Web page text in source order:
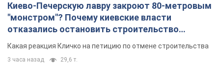
Киево-Печерскую лавру закроют 80-метровым
"монстром"? Почему киевские власти
отказались остановить строительство
небоскреба "московского верующего"
Какая реакция Кличко на петицию по отмене строительства
3 часа назад 29,6 т.